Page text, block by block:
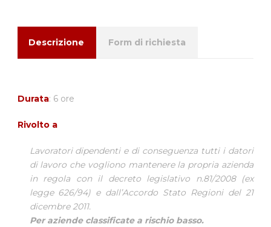
Descrizione Form di richiesta
Durata: 6 ore
Rivolto a
Lavoratori dipendenti e di conseguenza tutti i datori
di lavoro che vogliono mantenere la propria azienda
in regola con il decreto legislativo n.81/2008 (ex
legge 626/94) e dall’Accordo Stato Regioni del 21
dicembre 2011.
Per aziende classificate a rischio basso.